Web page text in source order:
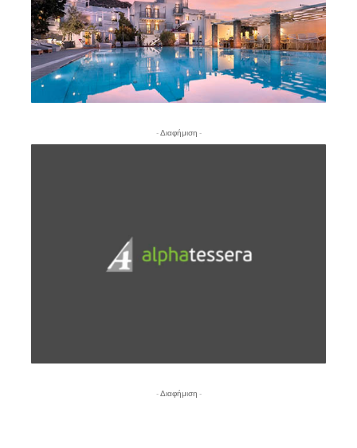
- Διαφήμιση -
- Διαφήμιση -